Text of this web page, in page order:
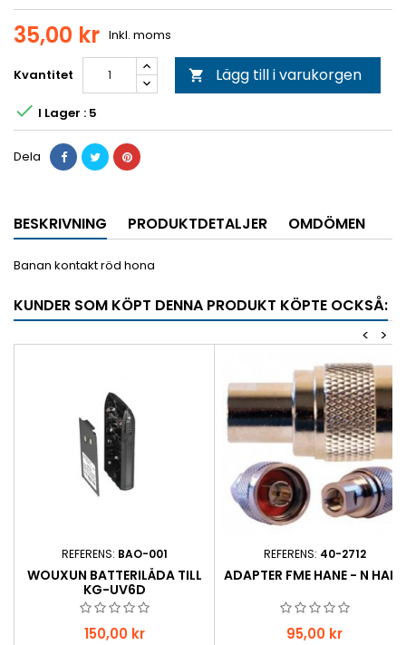
35,00 kr Inkl. moms
Kvantitet  Lägg till i varukorgen
 I Lager : 5
Dela
BESKRIVNING PRODUKTDETALJER OMDÖMEN
Banan kontakt röd hona
KUNDER SOM KÖPT DENNA PRODUKT KÖPTE OCKSÅ:
>
<
REFERENS: BAO-001
WOUXUN BATTERILÅDA TILL
KG-UV6D
Pris
150,00 kr
REFERENS: 40-2712
ADAPTER FME HANE - N HANE
Pris
95,00 kr